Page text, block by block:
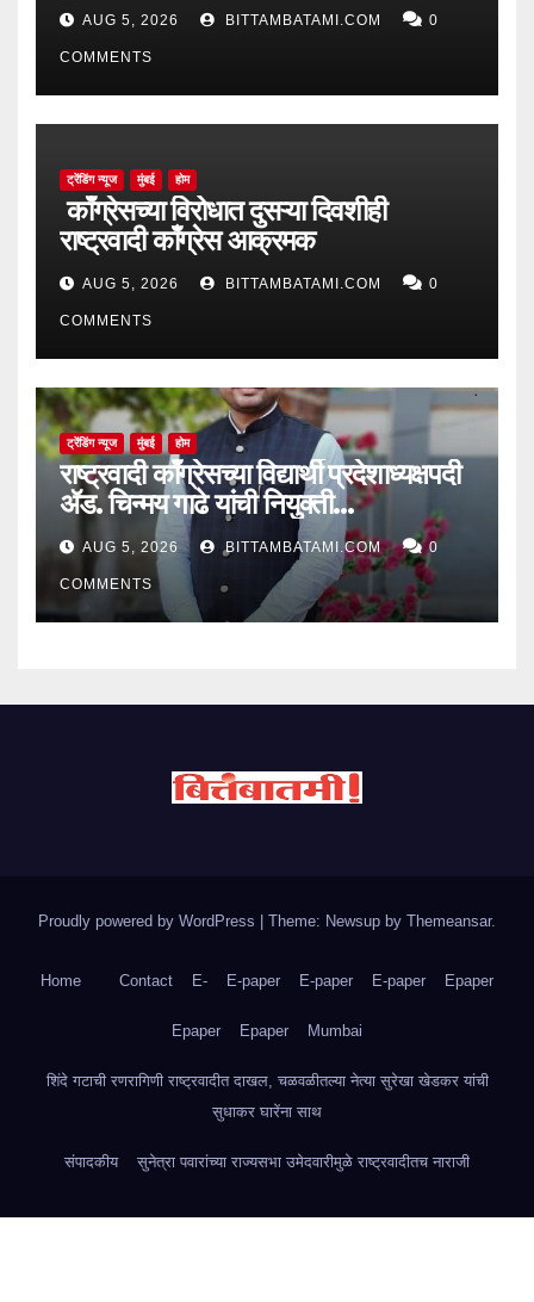
AUG 5, 2026 BITTAMBATAMI.COM 0
COMMENTS
ट्रेंडिंग न्यूज मुंबई होम
काँग्रेसच्या विरोधात दुसऱ्या दिवशीही
राष्ट्रवादी काँग्रेस आक्रमक
AUG 5, 2026 BITTAMBATAMI.COM 0
COMMENTS
ट्रेंडिंग न्यूज मुंबई होम
राष्ट्रवादी काँग्रेसच्या विद्यार्थी प्रदेशाध्यक्षपदी
ॲड. चिन्मय गाढे यांची नियुक्ती…
AUG 5, 2026 BITTAMBATAMI.COM 0
COMMENTS
Proudly powered by WordPress | Theme: Newsup by Themeansar.
Home Contact E- E-paper E-paper E-paper Epaper
Epaper Epaper Mumbai
शिंदे गटाची रणरागिणी राष्ट्रवादीत दाखल, चळवळीतल्या नेत्या सुरेखा खेडकर यांची
सुधाकर घारेंना साथ
संपादकीय सुनेत्रा पवारांच्या राज्यसभा उमेदवारीमुळे राष्ट्रवादीतच नाराजी